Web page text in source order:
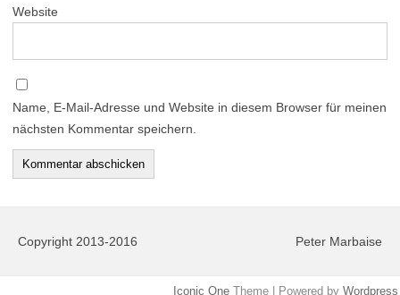
Website
Name, E-Mail-Adresse und Website in diesem Browser für meinen
nächsten Kommentar speichern.
Copyright 2013-2016 Peter Marbaise
Iconic One Theme | Powered by Wordpress